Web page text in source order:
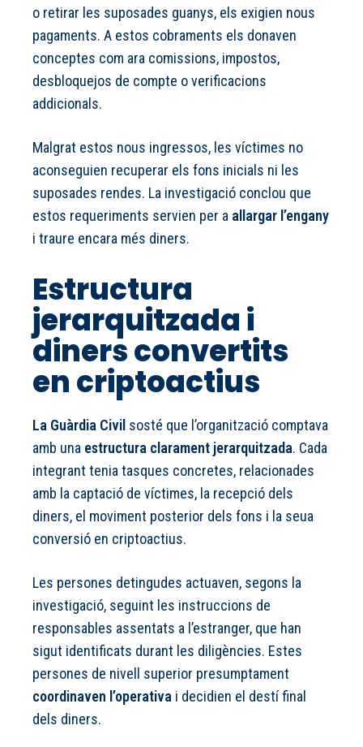
o retirar les suposades guanys, els exigien nous
pagaments. A estos cobraments els donaven
conceptes com ara comissions, impostos,
desbloquejos de compte o verificacions
addicionals.
Malgrat estos nous ingressos, les víctimes no
aconseguien recuperar els fons inicials ni les
suposades rendes. La investigació conclou que
estos requeriments servien per a allargar l’engany
i traure encara més diners.
Estructura
jerarquitzada i
diners convertits
en criptoactius
La Guàrdia Civil sosté que l’organització comptava
amb una estructura clarament jerarquitzada. Cada
integrant tenia tasques concretes, relacionades
amb la captació de víctimes, la recepció dels
diners, el moviment posterior dels fons i la seua
conversió en criptoactius.
Les persones detingudes actuaven, segons la
investigació, seguint les instruccions de
responsables assentats a l’estranger, que han
sigut identificats durant les diligències. Estes
persones de nivell superior presumptament
coordinaven l’operativa i decidien el destí final
dels diners.